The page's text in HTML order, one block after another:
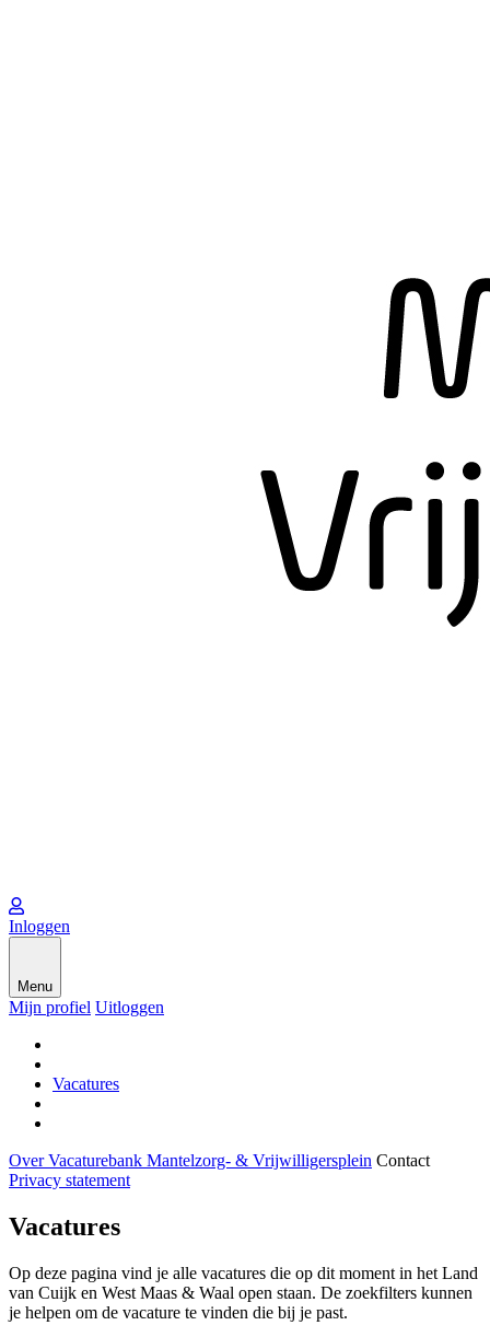
Inloggen
Menu
Mijn profiel Uitloggen
Vacatures
Over Vacaturebank Mantelzorg- & Vrijwilligersplein Contact
Privacy statement
Vacatures
Op deze pagina vind je alle vacatures die op dit moment in het Land
van Cuijk en West Maas & Waal open staan. De zoekfilters kunnen
je helpen om de vacature te vinden die bij je past.